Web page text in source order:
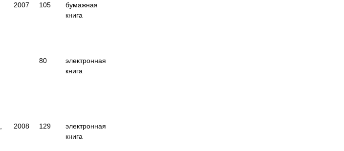
2007 105
бумажная
книга
80
электронная
книга
2008 129
электронная
книга